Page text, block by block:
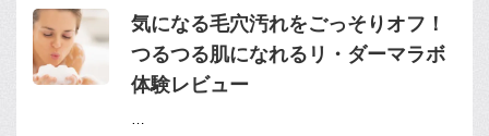
気になる毛穴汚れをごっそりオフ！
つるつる肌になれるリ・ダーマラボ
体験レビュー
…